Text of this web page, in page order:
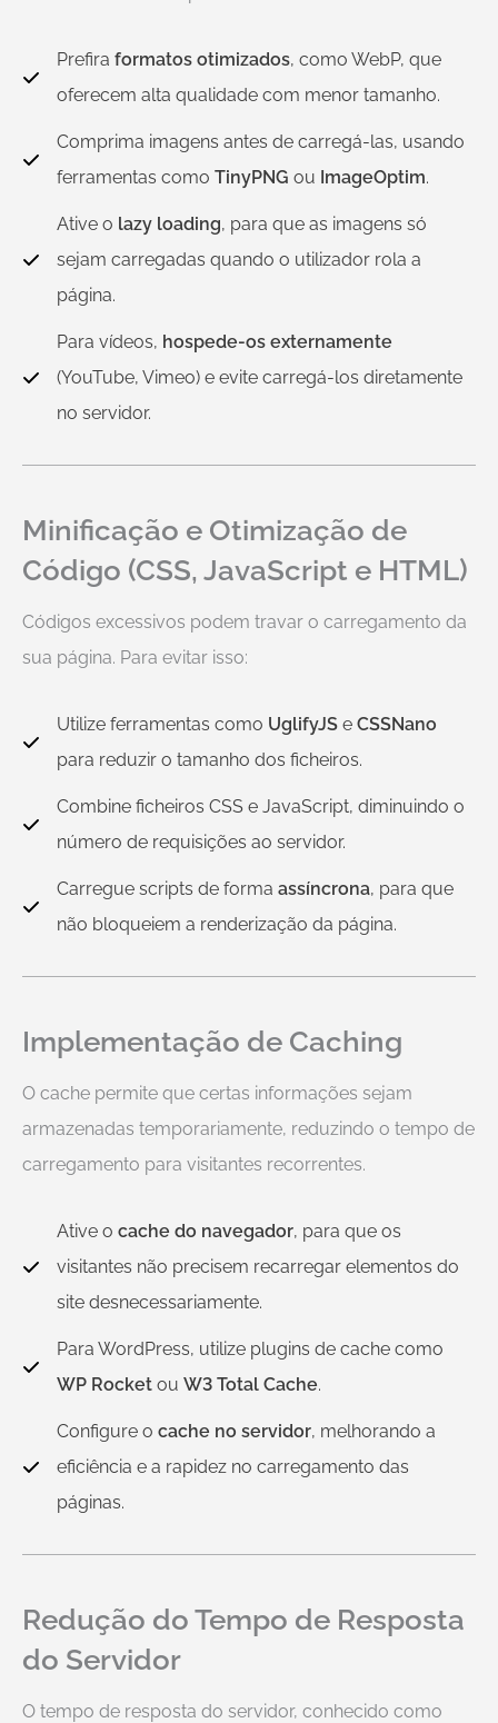
Prefira formatos otimizados, como WebP, que
oferecem alta qualidade com menor tamanho.
Comprima imagens antes de carregá-las, usando
ferramentas como TinyPNG ou ImageOptim.
Ative o lazy loading, para que as imagens só
sejam carregadas quando o utilizador rola a
página.
Para vídeos, hospede-os externamente
(YouTube, Vimeo) e evite carregá-los diretamente
no servidor.
Minificação e Otimização de
Código (CSS, JavaScript e HTML)
Códigos excessivos podem travar o carregamento da
sua página. Para evitar isso:
Utilize ferramentas como UglifyJS e CSSNano
para reduzir o tamanho dos ficheiros.
Combine ficheiros CSS e JavaScript, diminuindo o
número de requisições ao servidor.
Carregue scripts de forma assíncrona, para que
não bloqueiem a renderização da página.
Implementação de Caching
O cache permite que certas informações sejam
armazenadas temporariamente, reduzindo o tempo de
carregamento para visitantes recorrentes.
Ative o cache do navegador, para que os
visitantes não precisem recarregar elementos do
site desnecessariamente.
Para WordPress, utilize plugins de cache como
WP Rocket ou W3 Total Cache.
Configure o cache no servidor, melhorando a
eficiência e a rapidez no carregamento das
páginas.
Redução do Tempo de Resposta
do Servidor
O tempo de resposta do servidor, conhecido como